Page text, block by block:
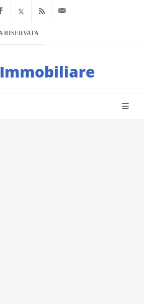
Facebook
x.com Feed RSS
RISERVATA
Immobiliare